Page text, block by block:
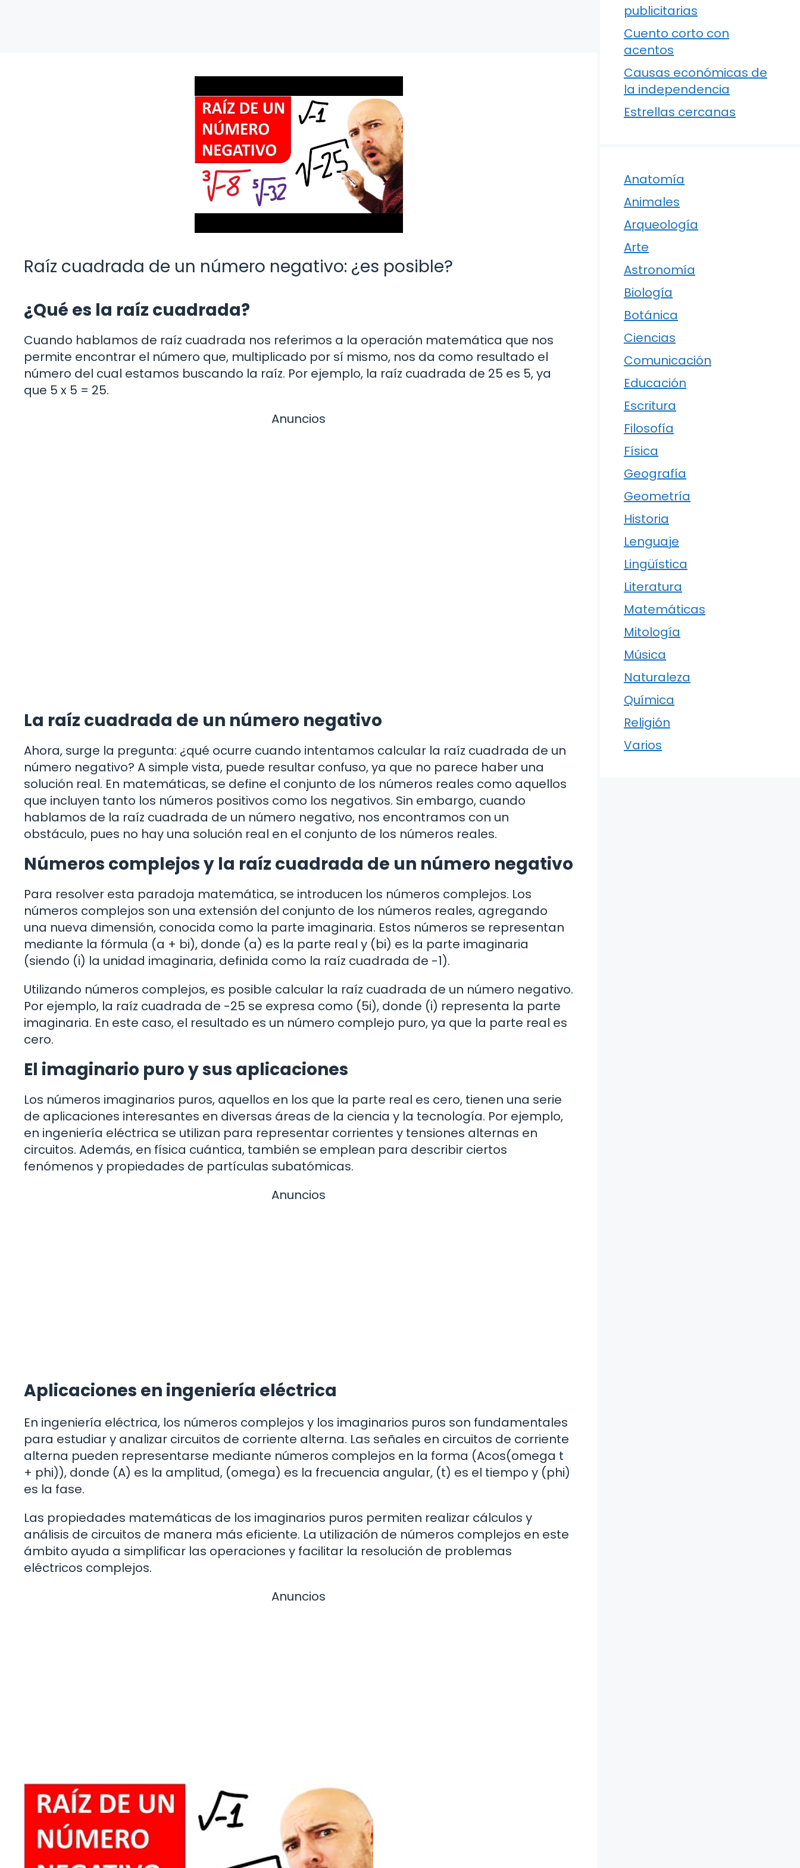
Raíz cuadrada de un número negativo: ¿es posible?
¿Qué es la raíz cuadrada?
Cuando hablamos de raíz cuadrada nos referimos a la operación matemática que nos
permite encontrar el número que, multiplicado por sí mismo, nos da como resultado el
número del cual estamos buscando la raíz. Por ejemplo, la raíz cuadrada de 25 es 5, ya
que 5 x 5 = 25.
Anuncios
La raíz cuadrada de un número negativo
Ahora, surge la pregunta: ¿qué ocurre cuando intentamos calcular la raíz cuadrada de un
número negativo? A simple vista, puede resultar confuso, ya que no parece haber una
solución real. En matemáticas, se define el conjunto de los números reales como aquellos
que incluyen tanto los números positivos como los negativos. Sin embargo, cuando
hablamos de la raíz cuadrada de un número negativo, nos encontramos con un
obstáculo, pues no hay una solución real en el conjunto de los números reales.
Números complejos y la raíz cuadrada de un número negativo
Para resolver esta paradoja matemática, se introducen los números complejos. Los
números complejos son una extensión del conjunto de los números reales, agregando
una nueva dimensión, conocida como la parte imaginaria. Estos números se representan
mediante la fórmula (a + bi), donde (a) es la parte real y (bi) es la parte imaginaria
(siendo (i) la unidad imaginaria, definida como la raíz cuadrada de -1).
Utilizando números complejos, es posible calcular la raíz cuadrada de un número negativo.
Por ejemplo, la raíz cuadrada de -25 se expresa como (5i), donde (i) representa la parte
imaginaria. En este caso, el resultado es un número complejo puro, ya que la parte real es
cero.
El imaginario puro y sus aplicaciones
Los números imaginarios puros, aquellos en los que la parte real es cero, tienen una serie
de aplicaciones interesantes en diversas áreas de la ciencia y la tecnología. Por ejemplo,
en ingeniería eléctrica se utilizan para representar corrientes y tensiones alternas en
circuitos. Además, en física cuántica, también se emplean para describir ciertos
fenómenos y propiedades de partículas subatómicas.
Anuncios
Aplicaciones en ingeniería eléctrica
En ingeniería eléctrica, los números complejos y los imaginarios puros son fundamentales
para estudiar y analizar circuitos de corriente alterna. Las señales en circuitos de corriente
alterna pueden representarse mediante números complejos en la forma (Acos(omega t
+ phi)), donde (A) es la amplitud, (omega) es la frecuencia angular, (t) es el tiempo y (phi)
es la fase.
Las propiedades matemáticas de los imaginarios puros permiten realizar cálculos y
análisis de circuitos de manera más eficiente. La utilización de números complejos en este
ámbito ayuda a simplificar las operaciones y facilitar la resolución de problemas
eléctricos complejos.
Anuncios
publicitarias
Cuento corto con
acentos
Causas económicas de
la independencia
Estrellas cercanas
Anatomía
Animales
Arqueología
Arte
Astronomía
Biología
Botánica
Ciencias
Comunicación
Educación
Escritura
Filosofía
Física
Geografía
Geometría
Historia
Lenguaje
Lingüística
Literatura
Matemáticas
Mitología
Música
Naturaleza
Química
Religión
Varios